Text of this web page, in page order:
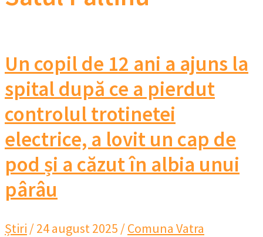
Un copil de 12 ani a ajuns la
spital după ce a pierdut
controlul trotinetei
electrice, a lovit un cap de
pod și a căzut în albia unui
pârâu
Știri /24 august 2025 /Comuna Vatra